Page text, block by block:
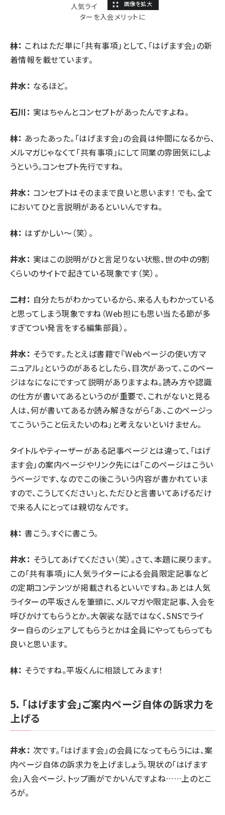
人気ライ
ターを入会メリットに
林： これはただ単に「共有事項」として、「はげます会」の新
着情報を載せています。
井水： なるほど。
石川： 実はちゃんとコンセプトがあったんですよね。
林： あったあった。「はげます会」の会員は仲間になるから、
メルマガじゃなくて「共有事項」にして同業の雰囲気にしよ
うという。コンセプト先行ですね。
井水： コンセプトはそのままで良いと思います！ でも、全て
においてひと言説明があるといいんですね。
林： はずかしい～（笑）。
井水： 実はこの説明がひと言足りない状態、世の中の9割
くらいのサイトで起きている現象です（笑）。
二村： 自分たちがわかっているから、来る人もわかっている
と思ってしまう現象ですね（Web担にも思い当たる節が多
すぎてつい発言をする編集部員）。
井水： そうです。たとえば書籍で『Webページの使い方マ
ニュアル』というのがあるとしたら、目次があって、このペー
ジはなになにですって説明がありますよね。読み方や認識
の仕方が書いてあるというのが重要で、これがないと見る
人は、何が書いてあるか読み解きながら「あ、このページっ
てこういうこと伝えたいのね」と考えないといけません。
タイトルやティーザーがある記事ページとは違って、「はげ
ます会」の案内ページやリンク先には「このページはこうい
うページです、なのでこの後こういう内容が書かれていま
すので、こうしてください」と、ただひと言書いてあげるだけ
で来る人にとっては親切なんです。
林： 書こう。すぐに書こう。
井水： そうしてあげてください（笑）。さて、本題に戻ります。
この「共有事項」に人気ライターによる会員限定記事など
の定期コンテンツが掲載されるといいですね。あとは人気
ライターの平坂さんを筆頭に、メルマガや限定記事、入会を
呼びかけてもらうとか。大袈裟な話ではなく、SNSでライ
ター自らのシェアしてもらうとかは全員にやってもらっても
良いと思います。
林： そうですね。平坂くんに相談してみます！
5. 「はげます会」ご案内ページ自体の訴求力を
上げる
井水： 次です。「はげます会」の会員になってもらうには、案
内ページ自体の訴求力を上げましょう。現状の「はげます
会」入会ページ、トップ画がでかいんですよね……上のとこ
ろが。